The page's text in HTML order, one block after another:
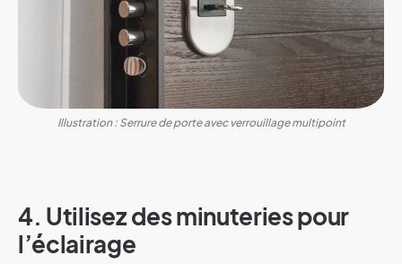
Illustration : Serrure de porte avec verrouillage multipoint
4. Utilisez des minuteries pour
l’éclairage